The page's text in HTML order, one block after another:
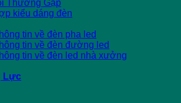
Thường Gặp
kiểu dáng đèn
tin về đèn pha led
tin về đèn đường led
tin về đèn led nhà xưởng
Lực